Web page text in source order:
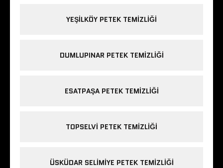
YEŞILKÖY PETEK TEMIZLIĞI
DUMLUPINAR PETEK TEMIZLIĞI
ESATPAŞA PETEK TEMIZLIĞI
TOPSELVI PETEK TEMIZLIĞI
ÜSKÜDAR SELIMIYE PETEK TEMIZLIĞI